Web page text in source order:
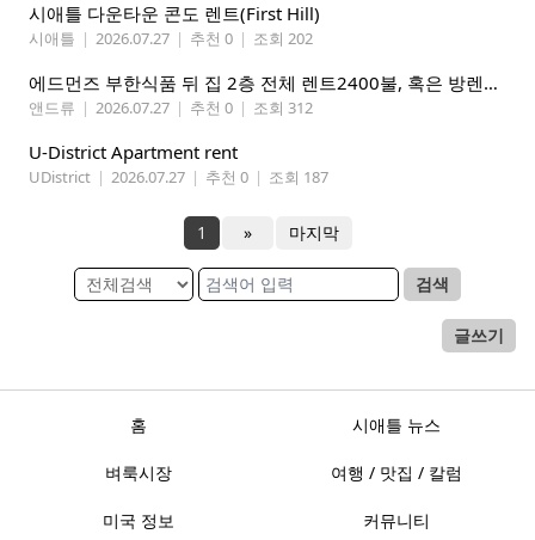
시애틀 다운타운 콘도 렌트(First Hill)
시애틀 | 2026.07.27 | 추천 0 | 조회 202
에드먼즈 부한식품 뒤 집 2층 전체 렌트2400불, 혹은 방렌트 800불*2개, 마스터베드 950불. 방 3개 중에 골라 쓰세요!
앤드류 | 2026.07.27 | 추천 0 | 조회 312
U-District Apartment rent
UDistrict | 2026.07.27 | 추천 0 | 조회 187
1 » 마지막
검색
글쓰기
홈 시애틀 뉴스
벼룩시장 여행 / 맛집 / 칼럼
미국 정보 커뮤니티